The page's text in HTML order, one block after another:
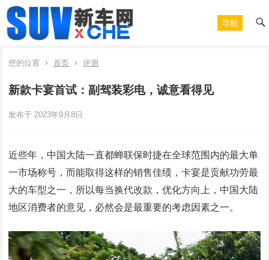
导航
您的位置 首页 评测
新款卡宴首试：副驾装彩电，诚意看得见
发布于 2023年9月8日
近些年，中国大陆一直都蝉联保时捷在全球范围内的最大单
一市场称号，而能取得这样的销售佳绩，卡宴是贡献功劳最
大的车型之一，所以每当换代改款，优化方向上，中国大陆
地区消费者的意见，必然会是最重要的考虑因素之一。